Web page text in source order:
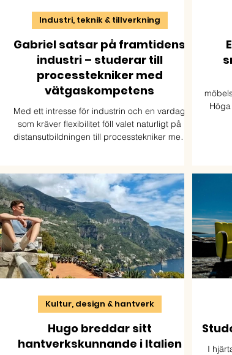
Gabriel satsar på framtidens
industri – studerar till
processtekniker med
vätgaskompetens
Med ett intresse för industrin och en vardag
som kräver flexibilitet föll valet naturligt på
distansutbildningen till processtekniker med
framtida möjligheter inom den gröna industrin.
Industri, teknik & tillverkning
Hugo breddar sitt
hantverkskunnande i Italien
Kultur, design & hantverk
I